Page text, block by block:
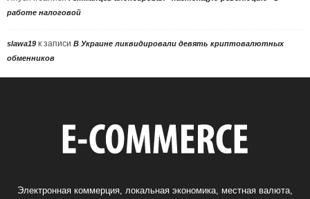
работе налоговой
slawa19 к записи В Украине ликвидировали девять криптовалютных
обменников
Электронная коммерция, локальная экономика, местная валюта,